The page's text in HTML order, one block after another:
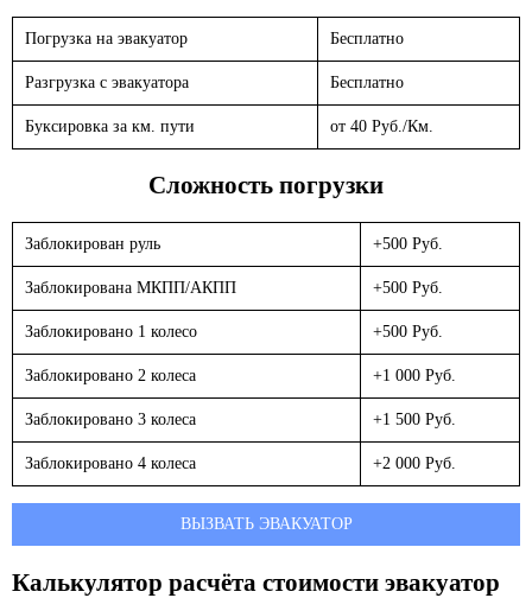
Погрузка на эвакуатор Бесплатно
Разгрузка с эвакуатора Бесплатно
Буксировка за км. пути от 40 Руб./Км.
Сложность погрузки
Заблокирован руль +500 Руб.
Заблокирована МКПП/АКПП +500 Руб.
Заблокировано 1 колесо +500 Руб.
Заблокировано 2 колеса +1 000 Руб.
Заблокировано 3 колеса +1 500 Руб.
Заблокировано 4 колеса +2 000 Руб.
ВЫЗВАТЬ ЭВАКУАТОР
Калькулятор расчёта стоимости эвакуатор